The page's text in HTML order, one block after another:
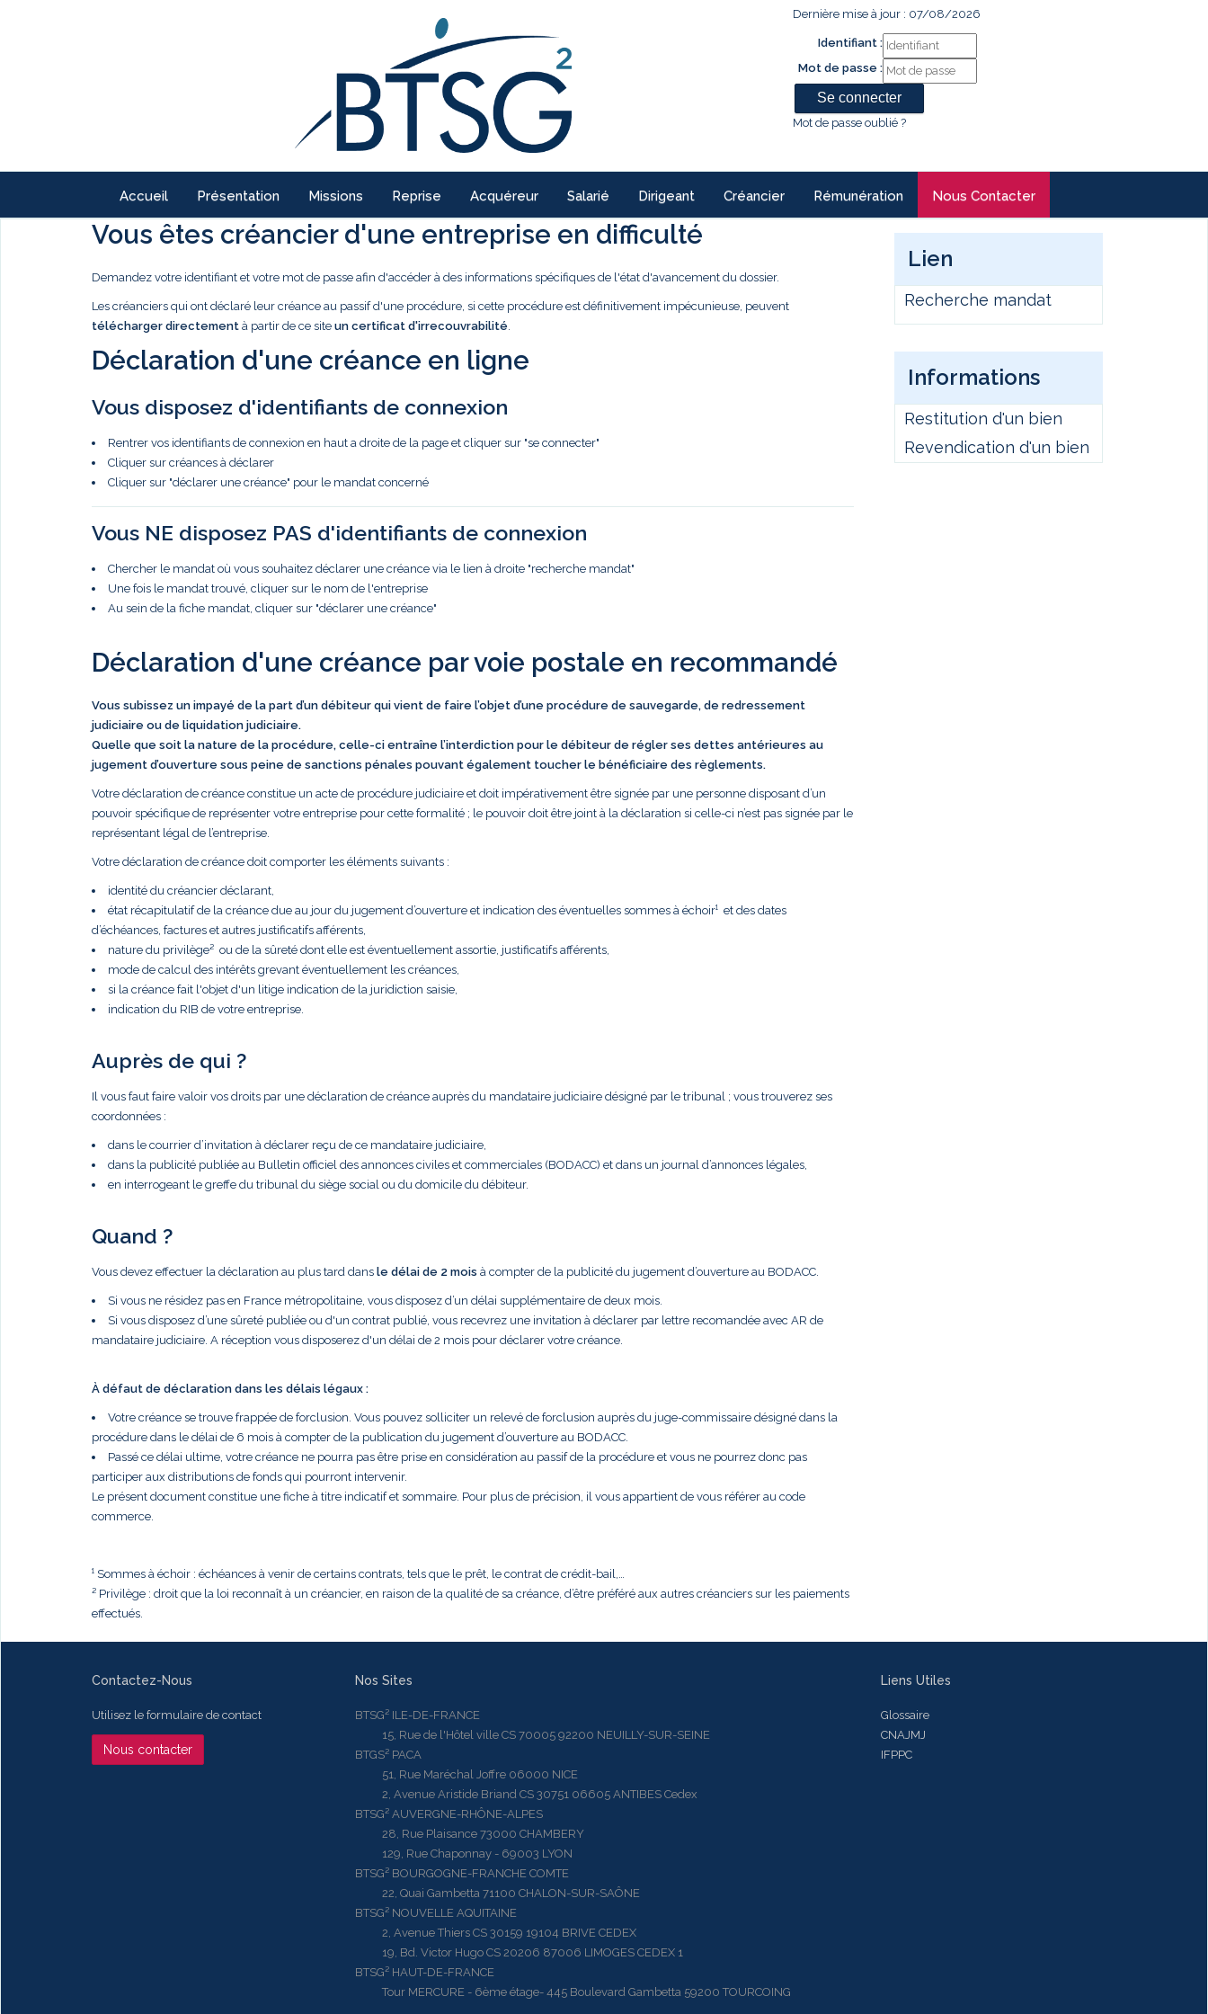
Dernière mise à jour : 07/08/2026
Identifiant :
Mot de passe :
Mot de passe oublié ?
Accueil Présentation Missions Reprise Acquéreur Salarié Dirigeant Créancier Rémunération Nous Contacter
Vous êtes créancier d'une entreprise en difficulté
Demandez votre identifiant et votre mot de passe afin d'accéder à des informations spécifiques de l'état d'avancement du dossier.
Les créanciers qui ont déclaré leur créance au passif d'une procédure, si cette procédure est définitivement impécunieuse, peuvent
télécharger directement à partir de ce site un certificat d'irrecouvrabilité.
Déclaration d'une créance en ligne
Vous disposez d'identifiants de connexion
Rentrer vos identifiants de connexion en haut a droite de la page et cliquer sur "se connecter"
Cliquer sur créances à déclarer
Cliquer sur "déclarer une créance" pour le mandat concerné
Vous NE disposez PAS d'identifiants de connexion
Chercher le mandat où vous souhaitez déclarer une créance via le lien à droite "recherche mandat"
Une fois le mandat trouvé, cliquer sur le nom de l'entreprise
Au sein de la fiche mandat, cliquer sur "déclarer une créance"
Déclaration d'une créance par voie postale en recommandé
Vous subissez un impayé de la part d’un débiteur qui vient de faire l’objet d’une procédure de sauvegarde, de redressement
judiciaire ou de liquidation judiciaire.
Quelle que soit la nature de la procédure, celle-ci entraîne l’interdiction pour le débiteur de régler ses dettes antérieures au
jugement d’ouverture sous peine de sanctions pénales pouvant également toucher le bénéficiaire des règlements.
Votre déclaration de créance constitue un acte de procédure judiciaire et doit impérativement être signée par une personne disposant d’un
pouvoir spécifique de représenter votre entreprise pour cette formalité ; le pouvoir doit être joint à la déclaration si celle-ci n’est pas signée par le
représentant légal de l’entreprise.
Votre déclaration de créance doit comporter les éléments suivants :
identité du créancier déclarant,
état récapitulatif de la créance due au jour du jugement d’ouverture et indication des éventuelles sommes à échoir¹ et des dates
d’échéances, factures et autres justificatifs afférents,
nature du privilège² ou de la sûreté dont elle est éventuellement assortie, justificatifs afférents,
mode de calcul des intérêts grevant éventuellement les créances,
si la créance fait l'objet d'un litige indication de la juridiction saisie,
indication du RIB de votre entreprise.
Auprès de qui ?
Il vous faut faire valoir vos droits par une déclaration de créance auprès du mandataire judiciaire désigné par le tribunal ; vous trouverez ses
coordonnées :
dans le courrier d’invitation à déclarer reçu de ce mandataire judiciaire,
dans la publicité publiée au Bulletin officiel des annonces civiles et commerciales (BODACC) et dans un journal d’annonces légales,
en interrogeant le greffe du tribunal du siège social ou du domicile du débiteur.
Quand ?
Vous devez effectuer la déclaration au plus tard dans le délai de 2 mois à compter de la publicité du jugement d’ouverture au BODACC.
Si vous ne résidez pas en France métropolitaine, vous disposez d’un délai supplémentaire de deux mois.
Si vous disposez d’une sûreté publiée ou d'un contrat publié, vous recevrez une invitation à déclarer par lettre recomandée avec AR de
mandataire judiciaire. A réception vous disposerez d'un délai de 2 mois pour déclarer votre créance.
À défaut de déclaration dans les délais légaux :
Votre créance se trouve frappée de forclusion. Vous pouvez solliciter un relevé de forclusion auprès du juge-commissaire désigné dans la
procédure dans le délai de 6 mois à compter de la publication du jugement d’ouverture au BODACC.
Passé ce délai ultime, votre créance ne pourra pas être prise en considération au passif de la procédure et vous ne pourrez donc pas
participer aux distributions de fonds qui pourront intervenir.
Le présent document constitue une fiche à titre indicatif et sommaire. Pour plus de précision, il vous appartient de vous référer au code
commerce.
¹ Sommes à échoir : échéances à venir de certains contrats, tels que le prêt, le contrat de crédit-bail,…
² Privilège : droit que la loi reconnaît à un créancier, en raison de la qualité de sa créance, d’être préféré aux autres créanciers sur les paiements
effectués.
Lien
Recherche mandat
Informations
Restitution d'un bien
Revendication d'un bien
Contactez-Nous
Utilisez le formulaire de contact
Nous contacter
Nos Sites
BTSG² ILE-DE-FRANCE
15, Rue de l'Hôtel ville CS 70005 92200 NEUILLY-SUR-SEINE
BTGS² PACA
51, Rue Maréchal Joffre 06000 NICE
2, Avenue Aristide Briand CS 30751 06605 ANTIBES Cedex
BTSG² AUVERGNE-RHÔNE-ALPES
28, Rue Plaisance 73000 CHAMBERY
129, Rue Chaponnay - 69003 LYON
BTSG² BOURGOGNE-FRANCHE COMTE
22, Quai Gambetta 71100 CHALON-SUR-SAÔNE
BTSG² NOUVELLE AQUITAINE
2, Avenue Thiers CS 30159 19104 BRIVE CEDEX
19, Bd. Victor Hugo CS 20206 87006 LIMOGES CEDEX 1
BTSG² HAUT-DE-FRANCE
Tour MERCURE - 6ème étage- 445 Boulevard Gambetta 59200 TOURCOING
Liens Utiles
Glossaire
CNAJMJ
IFPPC